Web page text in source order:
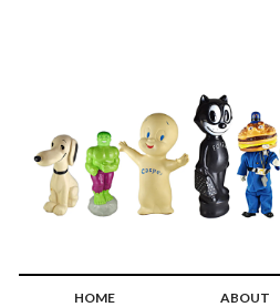
HOME ABOUT